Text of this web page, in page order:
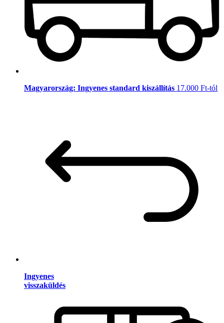
Magyarország: Ingyenes standard kiszállítás 17.000 Ft-tól
Ingyenes
visszaküldés